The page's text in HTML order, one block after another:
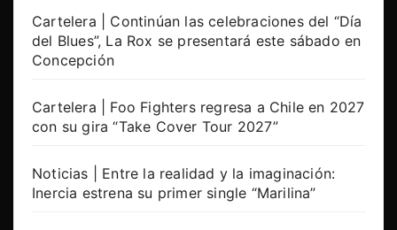
Cartelera | Continúan las celebraciones del “Día
del Blues”, La Rox se presentará este sábado en
Concepción
Cartelera | Foo Fighters regresa a Chile en 2027
con su gira “Take Cover Tour 2027”
Noticias | Entre la realidad y la imaginación:
Inercia estrena su primer single “Marilina”